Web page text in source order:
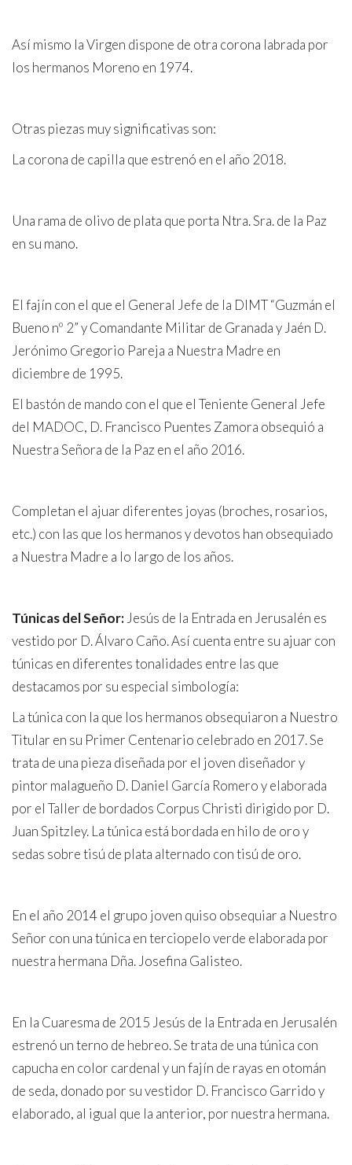
Así mismo la Virgen dispone de otra corona labrada por
los hermanos Moreno en 1974.
Otras piezas muy significativas son:
La corona de capilla que estrenó en el año 2018.
Una rama de olivo de plata que porta Ntra. Sra. de la Paz
en su mano.
El fajín con el que el General Jefe de la DIMT “Guzmán el
Bueno nº 2” y Comandante Militar de Granada y Jaén D.
Jerónimo Gregorio Pareja a Nuestra Madre en
diciembre de 1995.
El bastón de mando con el que el Teniente General Jefe
del MADOC, D. Francisco Puentes Zamora obsequió a
Nuestra Señora de la Paz en el año 2016.
Completan el ajuar diferentes joyas (broches, rosarios,
etc.) con las que los hermanos y devotos han obsequiado
a Nuestra Madre a lo largo de los años.
Túnicas del Señor: Jesús de la Entrada en Jerusalén es
vestido por D. Álvaro Caño. Así cuenta entre su ajuar con
túnicas en diferentes tonalidades entre las que
destacamos por su especial simbología:
La túnica con la que los hermanos obsequiaron a Nuestro
Titular en su Primer Centenario celebrado en 2017. Se
trata de una pieza diseñada por el joven diseñador y
pintor malagueño D. Daniel García Romero y elaborada
por el Taller de bordados Corpus Christi dirigido por D.
Juan Spitzley. La túnica está bordada en hilo de oro y
sedas sobre tisú de plata alternado con tisú de oro.
En el año 2014 el grupo joven quiso obsequiar a Nuestro
Señor con una túnica en terciopelo verde elaborada por
nuestra hermana Dña. Josefina Galisteo.
En la Cuaresma de 2015 Jesús de la Entrada en Jerusalén
estrenó un terno de hebreo. Se trata de una túnica con
capucha en color cardenal y un fajín de rayas en otomán
de seda, donado por su vestidor D. Francisco Garrido y
elaborado, al igual que la anterior, por nuestra hermana.